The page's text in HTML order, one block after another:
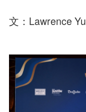
文：Lawrence Yu